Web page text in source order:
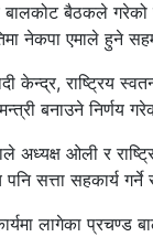
बालकोट बैठकले
नेकपा एमाले हुने
केन्द्र, राष्ट्रिय
बनाउने निर्णय
अध्यक्ष ओली र
सत्ता सहकार्य
लागेका प्रचण्ड